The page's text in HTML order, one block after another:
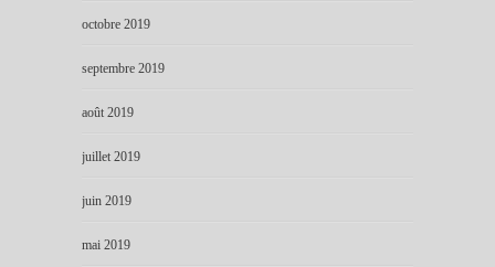
octobre 2019
septembre 2019
août 2019
juillet 2019
juin 2019
mai 2019